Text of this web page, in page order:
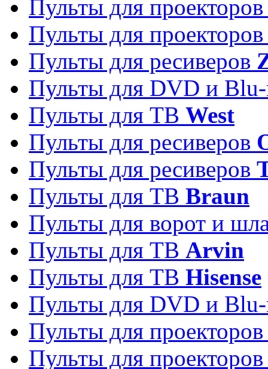
Пульты для
Пульты для
Пульты для ресиверов
Пульты для DVD и
Пульты для ТВ West
Пульты для ресиверов
Пульты для ресиверов
Пульты для ТВ Braun
Пульты для ворот и
Пульты для ТВ Arvin
Пульты для ТВ Hisense
Пульты для DVD и
Пульты для
Пульты для